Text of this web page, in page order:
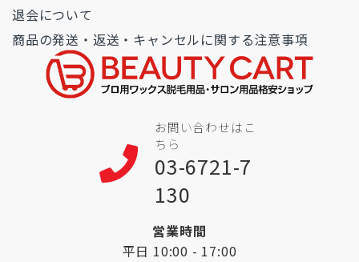
退会について
商品の発送・返送・キャンセルに関する注意事項
お問い合わせはこ
ちら
03-6721-7
130
営業時間
平日 10:00 - 17:00